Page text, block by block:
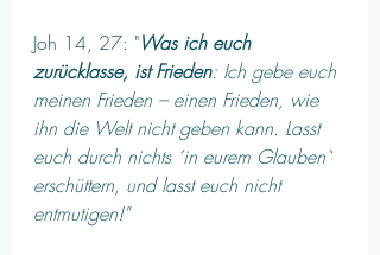
Joh 14, 27: "Was ich euch
zurücklasse, ist Frieden: Ich gebe euch
meinen Frieden – einen Frieden, wie
ihn die Welt nicht geben kann. Lasst
euch durch nichts ´in eurem Glauben`
erschüttern, und lasst euch nicht
entmutigen!"